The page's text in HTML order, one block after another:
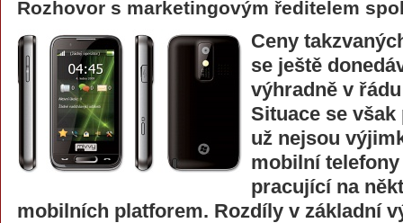
Rozhovor s marketingovým ředitelem
Ceny
se ještě
výhradně v
Situace se
už nejsou
mobilní
pracující na
mobilních platforem. Rozdíly v základní